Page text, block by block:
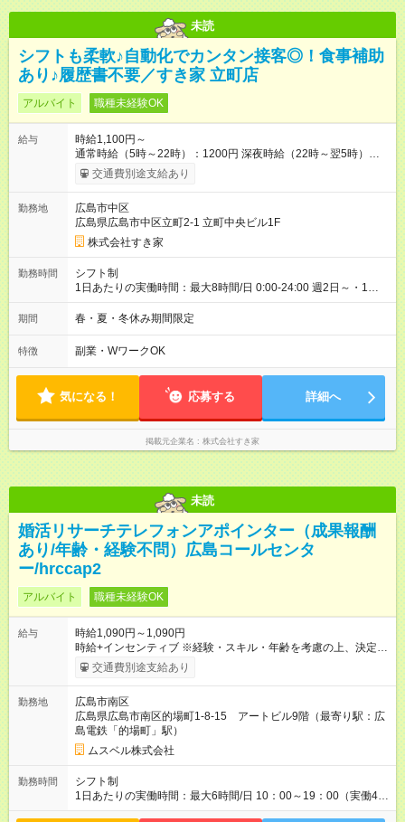
未読
シフトも柔軟♪自動化でカンタン接客◎！食事補助
あり♪履歴書不要／すき家 立町店
アルバイト 職種未経験OK
給与
時給1,100円～
通常時給（5時～22時）：1200円 深夜時給（22時～翌5時）：
1500円 高校生時給：1100円 【特別手当】早朝手当（5：00-9：
00）時給+150円 【試用期間】試用期間あり 試用期間の長さ：1
30日（※条件変更なし）ですが、切り上げで一ヶ月とさせてい
ただきます。 研修制度あり：15時間(研修中も同時給）
交通費別途支給あり
勤務地
広島市中区
広島県広島市中区立町2-1 立町中央ビル1F
株式会社すき家
勤務時間
シフト制
1日あたりの実働時間：最大8時間/日 0:00-24:00 週2日～・1日
2h～OK ＜シフト例＞ 〇朝帯 5:00-9:00 〇昼帯 9:00-14:00 〇午
後帯 14:00-18:00 〇夜帯 18:00-22:00 〇深夜帯 22:00-翌5:00 基
ます♪
期間 春・夏・冬休み期間限定
特徴 副業・WワークOK
気になる！ 応募する 詳細へ
掲載元企業名 株式会社すき家
未読
婚活リサーチテレフォンアポインター（成果報酬
あり/年齢・経験不問）広島コールセンタ
ー/hrccap2
アルバイト 職種未経験OK
給与
時給1,090円～1,090円
時給+インセンティブ ※経験・スキル・年齢を考慮の上、決定し
ます。 《成果に応じたインセンティブ支給例》 テレアポ未経
験、入社5ヶ月目の女性パートさんが、時給に加えて、月7万円
果・貢献に応じた報酬制度が導入されています。 ※試用期間は3
ヶ月で、その間は有期契約です。そのほかの条件に変更はあり
ません。 【試用期間】試用期間あり 試用期間の長さ：2ヶ月
※ 雇用形態と給与に、本採用時と異なる部分があります。 雇用
形態：中途採用（契約社員） 給与：本採用時と同じです。 ※試
用期間は2ヶ月で、その間は有期契約です。そのほかの条件に変
更はありません。 ※月所定労働時間が110時間未満の方は試用期
交通費別途支給あり
勤務地
広島市南区
広島県広島市南区的場町1-8-15 アートビル9階（最寄り駅：広
島電鉄「的場町」駅）
ムスベル株式会社
勤務時間
シフト制
1日あたりの実働時間：最大6時間/日 10：00～19：00（実働4時
間～７時間） ・上記期間帯のうち実働4時間～７時間 ・週3日～